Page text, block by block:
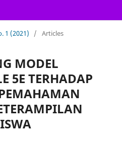
1 (2021) / Articles
MODEL
5E TERHADAP